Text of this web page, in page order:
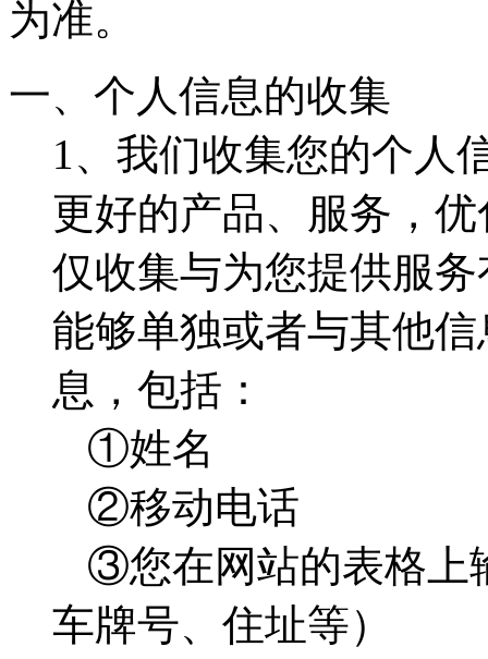
为准。
一、个人信息的收集
1、我们收集您的个人
更好的产品、服务，
仅收集与为您提供服
能够单独或者与其他
息，包括：
①姓名
②移动电话
③您在网站的表格上
车牌号、住址等）